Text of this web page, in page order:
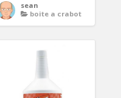
sean
boite a crabot